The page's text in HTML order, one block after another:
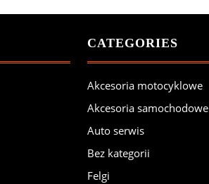
CATEGORIES
Akcesoria motocyklowe
Akcesoria samochodowe
Auto serwis
Bez kategorii
Felgi